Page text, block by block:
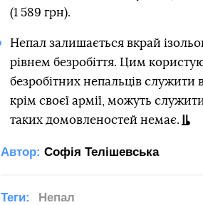
(1 589 грн).
Непал залишається вкрай
рівнем безробіття. Цим
безробітних непальців служити
крім своєї армії, можуть служити
таких домовленостей немає.
Автор: Софія Телішевська
Теги: Непал